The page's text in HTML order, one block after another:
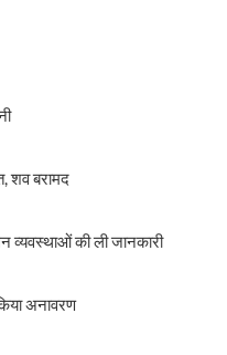
शव बरामद
व्यवस्थाओं की ली जानकारी
अनावरण